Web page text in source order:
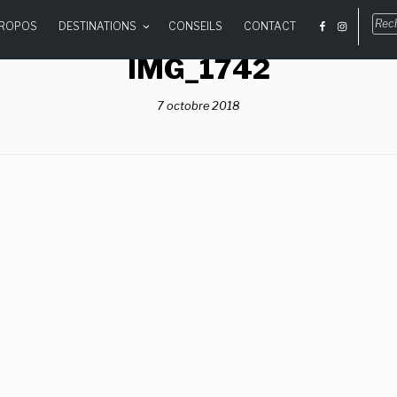
DESTINATIONS CONSEILS CONTACT
IMG_1742
7 octobre 2018